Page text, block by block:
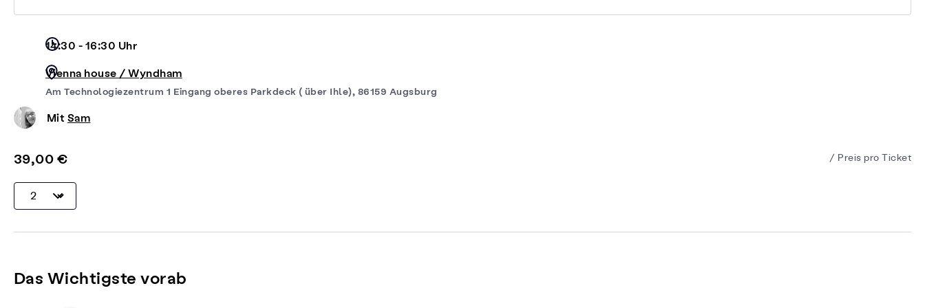
14:30 - 16:30 Uhr
Vienna house / Wyndham
Am Technologiezentrum 1 Eingang oberes Parkdeck ( über Ihle), 86159 Augsburg
Mit Sam
39,00 € / Preis pro Ticket
Das Wichtigste vorab